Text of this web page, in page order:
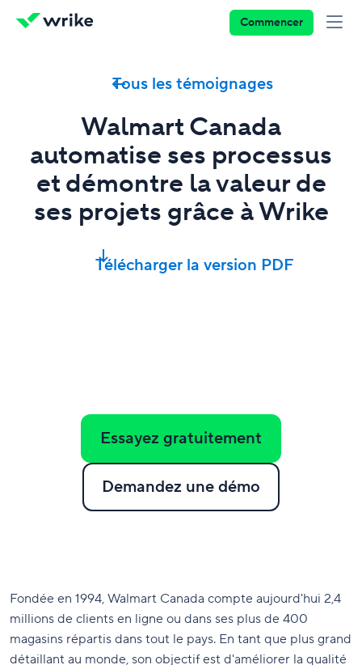
Commencer
Tous les témoignages
Walmart Canada
automatise ses processus
et démontre la valeur de
ses projets grâce à Wrike
Télécharger la version PDF
Essayez gratuitement
Demandez une démo
Fondée en 1994, Walmart Canada compte aujourd'hui 2,4
millions de clients en ligne ou dans ses plus de 400
magasins répartis dans tout le pays. En tant que plus grand
détaillant au monde, son objectif est d'améliorer la qualité